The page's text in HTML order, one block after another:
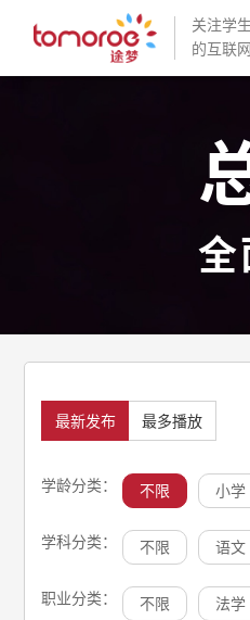
关注学
的互联
全
最新发布 最多播放
学龄分类： 不限 小学
学科分类： 不限 语文
职业分类： 不限 法学